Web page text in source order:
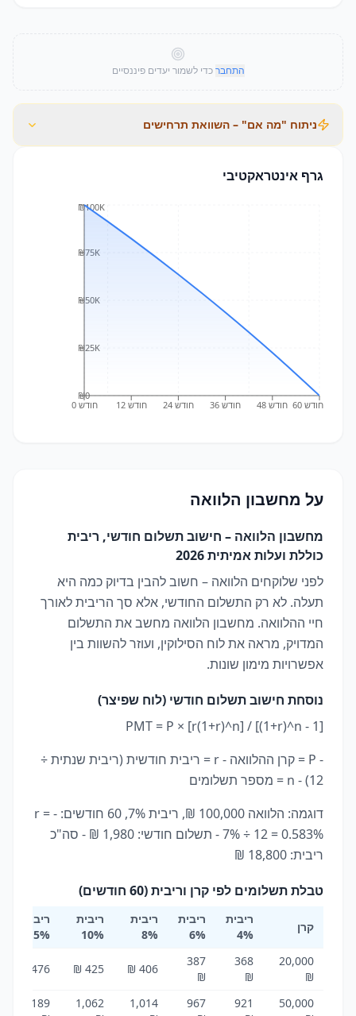
התחברכדי לשמור יעדים פיננסיים
ניתוח "מה אם" – השוואת תרחישים
גרף אינטראקטיבי
חודש 0 חודש 12 חודש 24 חודש 36 חודש 48 חודש 60
₪0
₪25K
₪50K
₪75K
₪100K
על מחשבון הלוואה
מחשבון הלוואה – חישוב תשלום חודשי, ריבית
כוללת ועלות אמיתית 2026
לפני שלוקחים הלוואה – חשוב להבין בדיוק כמה היא
תעלה. לא רק התשלום החודשי, אלא סך הריבית לאורך
חיי ההלוואה. מחשבון הלוואה מחשב את התשלום
המדויק, מראה את לוח הסילוקין, ועוזר להשוות בין
אפשרויות מימון שונות.
נוסחת חישוב תשלום חודשי (לוח שפיצר)
PMT = P × [r(1+r)^n] / [(1+r)^n - 1]
- P = קרן ההלוואה - r = ריבית חודשית (ריבית שנתית ÷
12) - n = מספר תשלומים
דוגמה: הלוואה 100,000 ₪, ריבית 7%, 60 חודשים: - r =
7% ÷ 12 = 0.583% - תשלום חודשי: 1,980 ₪ - סה"כ
ריבית: 18,800 ₪
טבלת תשלומים לפי קרן וריבית (60 חודשים)
קרן
ריבית
4%
ריבית
6%
ריבית
8%
ריבית
10%
ריבית
15%
20,000
₪
368
₪
387
₪
406 ₪
425 ₪
476 ₪
50,000
921
967
1,014
1,062
1,189